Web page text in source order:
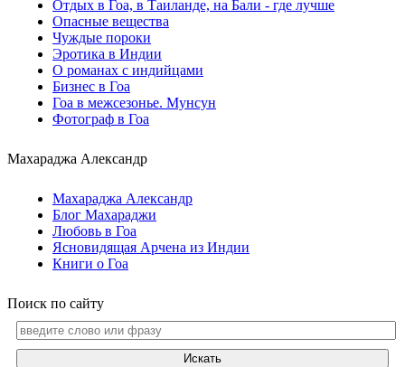
Отдых в Гоа, в Таиланде, на Бали - где лучше
Опасные вещества
Чуждые пороки
Эротика в Индии
О романах с индийцами
Бизнес в Гоа
Гоа в межсезонье. Мунсун
Фотограф в Гоа
Махараджа Александр
Махараджа Александр
Блог Махараджи
Любовь в Гоа
Ясновидящая Арчена из Индии
Книги о Гоа
Поиск по сайту
Искать